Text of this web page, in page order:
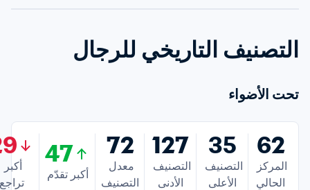
التصنيف التاريخي للرجال
تحت الأضواء
62
الحالي
35
الأعلى
127
الأدنى
72
التصنيف
47
أكبر تقدّم